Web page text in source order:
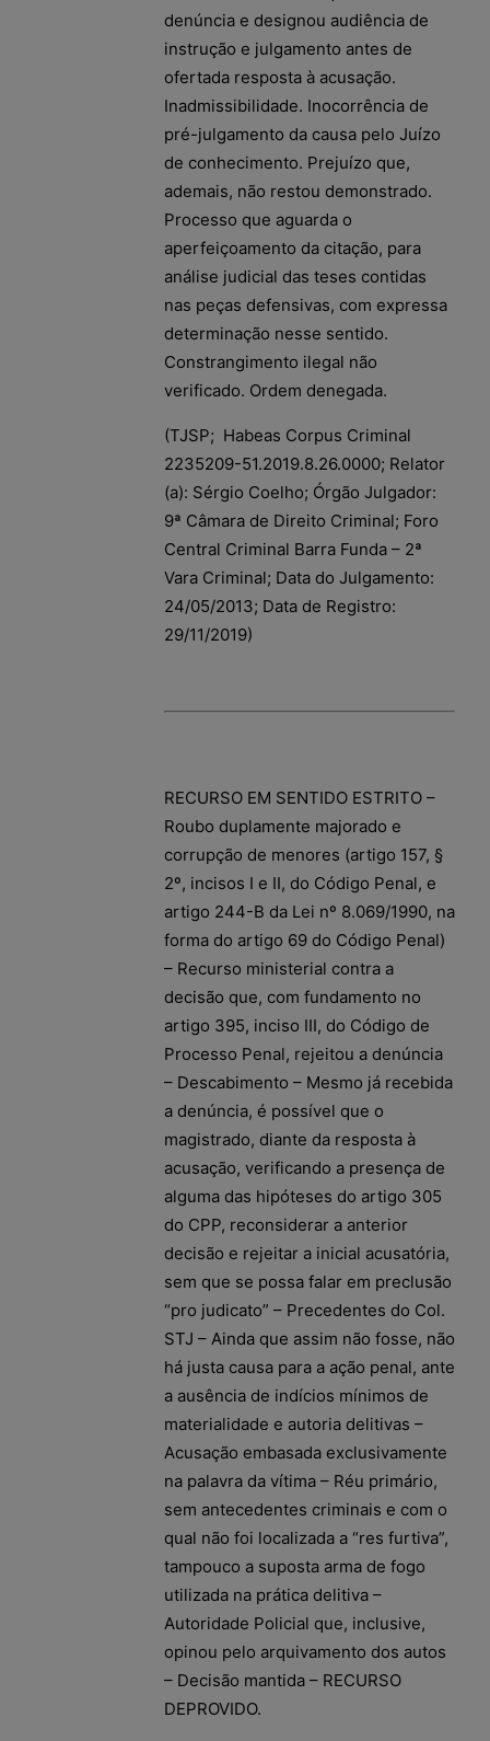
denúncia e designou audiência de
instrução e julgamento antes de
ofertada resposta à acusação.
Inadmissibilidade. Inocorrência de
pré-julgamento da causa pelo Juízo
de conhecimento. Prejuízo que,
ademais, não restou demonstrado.
Processo que aguarda o
aperfeiçoamento da citação, para
análise judicial das teses contidas
nas peças defensivas, com expressa
determinação nesse sentido.
Constrangimento ilegal não
verificado. Ordem denegada.
(TJSP; Habeas Corpus Criminal
2235209-51.2019.8.26.0000; Relator
(a): Sérgio Coelho; Órgão Julgador:
9ª Câmara de Direito Criminal; Foro
Central Criminal Barra Funda – 2ª
Vara Criminal; Data do Julgamento:
24/05/2013; Data de Registro:
29/11/2019)
RECURSO EM SENTIDO ESTRITO –
Roubo duplamente majorado e
corrupção de menores (artigo 157, §
2º, incisos I e II, do Código Penal, e
artigo 244-B da Lei nº 8.069/1990, na
forma do artigo 69 do Código Penal)
– Recurso ministerial contra a
decisão que, com fundamento no
artigo 395, inciso III, do Código de
Processo Penal, rejeitou a denúncia
– Descabimento – Mesmo já recebida
a denúncia, é possível que o
magistrado, diante da resposta à
acusação, verificando a presença de
alguma das hipóteses do artigo 305
do CPP, reconsiderar a anterior
decisão e rejeitar a inicial acusatória,
sem que se possa falar em preclusão
“pro judicato” – Precedentes do Col.
STJ – Ainda que assim não fosse, não
há justa causa para a ação penal, ante
a ausência de indícios mínimos de
materialidade e autoria delitivas –
Acusação embasada exclusivamente
na palavra da vítima – Réu primário,
sem antecedentes criminais e com o
qual não foi localizada a “res furtiva”,
tampouco a suposta arma de fogo
utilizada na prática delitiva –
Autoridade Policial que, inclusive,
opinou pelo arquivamento dos autos
– Decisão mantida – RECURSO
DEPROVIDO.